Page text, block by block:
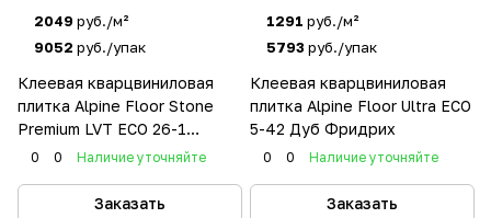
2049 руб./м²
9052 руб./упак
Клеевая кварцвиниловая
плитка Alpine Floor Stone
Premium LVT ЕСО 26-1
Роквокс
0 0 Наличие уточняйте
Заказать
1291 руб./м²
5793 руб./упак
Клеевая кварцвиниловая
плитка Alpine Floor Ultra ECO
5-42 Дуб Фридрих
0 0 Наличие уточняйте
Заказать